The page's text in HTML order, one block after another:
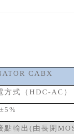
CABX
方式（HDC-AC ）
點輸出(由長閉